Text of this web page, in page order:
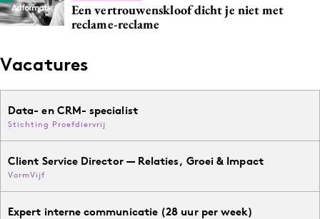
Een vertrouwenskloof dicht je niet met
reclame-reclame
Vacatures
Data- en CRM- specialist
Stichting Proefdiervrij
Client Service Director — Relaties, Groei & Impact
VormVijf
Expert interne communicatie (28 uur per week)